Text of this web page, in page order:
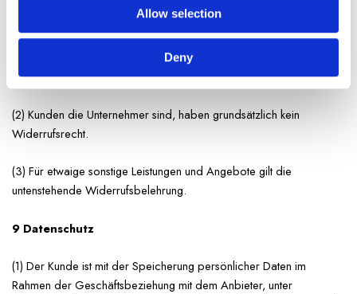
Allow selection
Deny
(1) Für die Buchung eines Kurses besteht gemäß § 312g Abs. 2 Nr.
9 BGB kein Widerrufsrecht, da es sich um eine termingebundene
Freizeitbetätigung handelt.
(2) Kunden die Unternehmer sind, haben grundsätzlich kein
Widerrufsrecht.
(3) Für etwaige sonstige Leistungen und Angebote gilt die
untenstehende Widerrufsbelehrung.
9 Datenschutz
(1) Der Kunde ist mit der Speicherung persönlicher Daten im
Rahmen der Geschäftsbeziehung mit dem Anbieter, unter